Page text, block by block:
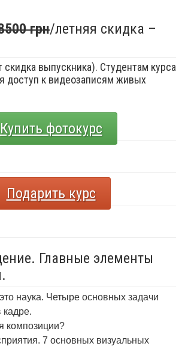
грн/летняя скидка –
скидка выпускника). Студентам курса
доступ к видеозаписям живых
Купить фотокурс
Подарить курс
Главные элементы
наука. Четыре основных задачи
кадре.
композиции?
7 основных визуальных